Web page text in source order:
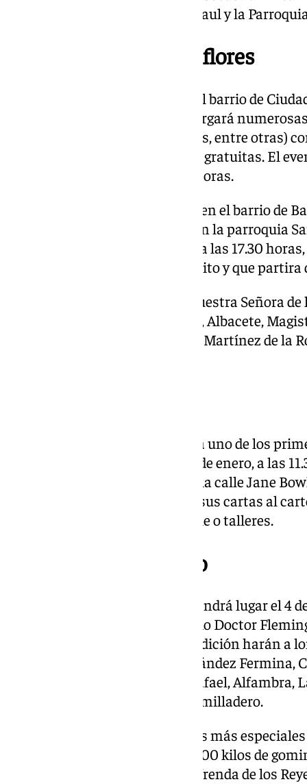
Miramar, calle San Vicente de Paul y la
Ciudad Jardín y Miraflores
La programación navideña en el barrio de
el Parque de La Alegría, que albergará
cuentacuentos, talleres infantes, entre otras)
los más pequeños y totalmente gratuitas. El
y se extenderá hasta las 18.00 horas.
El mismo día a las 12.00 horas, en el barrio de
una ofrenda a sus Majestades en la parroquia
momento más especial llegará a las 17.30
Cabalgata de Reyes de este distrito y que
La comitiva transcurrirá por Nuestra Señora de
Camino Suárez, rotonda Suárez, Albacete,
Pablo de Luna, Enrique de Egas, Martínez de la
El barrio de Palma-Palmilla será uno de los
Reyes Magos. Desde el jueves 2 de enero, a las
evento infantil en las pistas de la calle Jane
niños podrán hacer entrega de sus cartas al
un pasacalles, castillo hinchable o talleres.
Cruz del Humilladero
La Cabalgata en Humilladero tendrá lugar el 4
llegarán en helicóptero al colegio Doctor
su recorrido, que como ya es tradición harán a
transcurrirá por las calles Fernández Fermina,
Humilladero, Camino de San Rafael,
paseo de los Tilos y Cruz del Humilladero.
Se trata de una de las cabalgatas más
lanzarán peluches y más de 6.000 kilos de
cabalgata, se llevará a cabo la ofrenda de los